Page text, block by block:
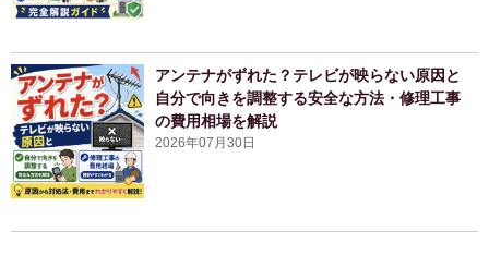
アンテナがずれた？テレビが映らない原因と
自分で向きを調整する安全な方法・修理工事
の費用相場を解説
2026年07月30日